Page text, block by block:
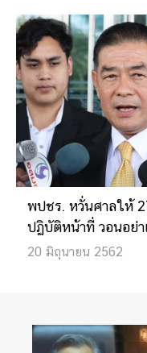
เลือก
ตั้ง
พปชร. หวั่นศาลให้
ปฏิบัติหน้าที่ วอนอย่
20 มิถุนายน 2562